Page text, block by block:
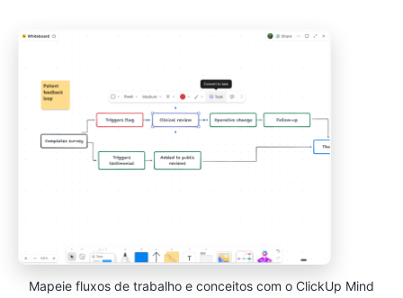
Mapeie fluxos de trabalho e conceitos com o ClickUp Mind